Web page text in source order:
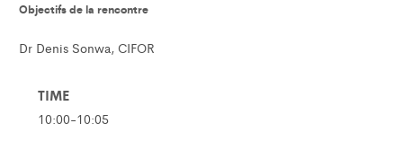
Objectifs de la rencontre
Dr Denis Sonwa, CIFOR
TIME
10:00-10:05